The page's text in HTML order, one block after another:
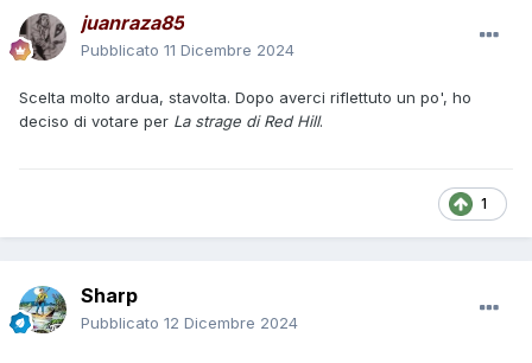
juanraza85
Pubblicato 11 Dicembre 2024
Scelta molto ardua, stavolta. Dopo averci riflettuto un po', ho
deciso di votare per La strage di Red Hill.
1
Sharp
Pubblicato 12 Dicembre 2024